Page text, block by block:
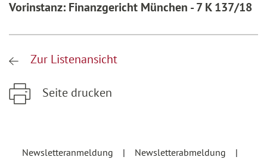
Vorinstanz: Finanzgericht München - 7 K 137/18
Zur Listenansicht
Seite drucken
Newsletteranmeldung
Newsletterabmeldung